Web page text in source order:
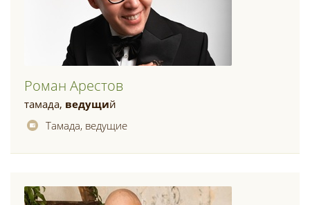
Роман Арестов
тамада, ведущий
Тамада, ведущие